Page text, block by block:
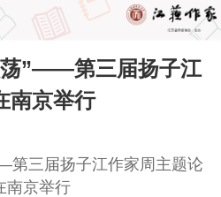
荡”——第三届扬子江
南京举行
第三届扬子江作家周主题论
南京举行